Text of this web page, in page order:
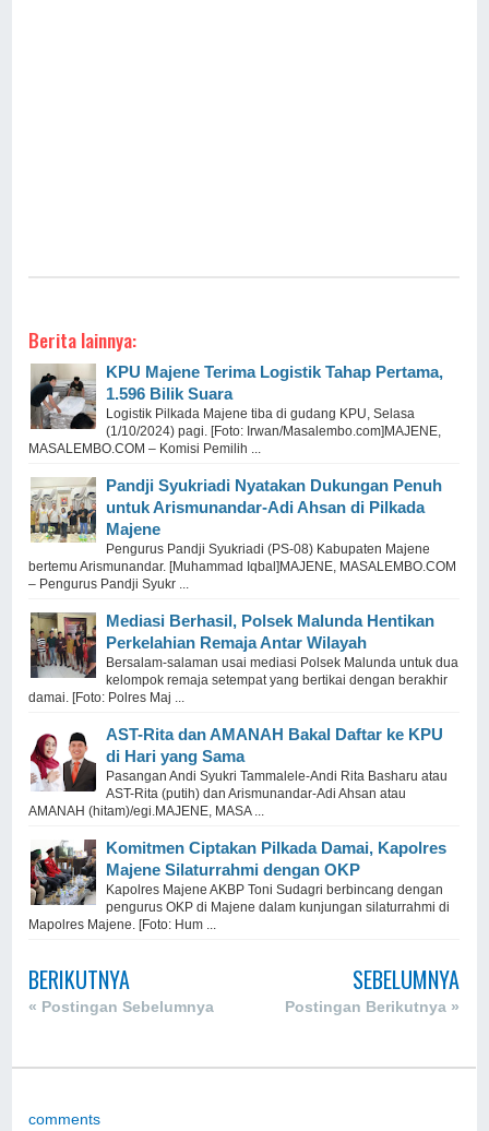
Berita lainnya:
KPU Majene Terima Logistik Tahap Pertama,
1.596 Bilik Suara
Logistik Pilkada Majene tiba di gudang KPU, Selasa
(1/10/2024) pagi. [Foto: Irwan/Masalembo.com]MAJENE,
MASALEMBO.COM – Komisi Pemilih ...
Pandji Syukriadi Nyatakan Dukungan Penuh
untuk Arismunandar-Adi Ahsan di Pilkada
Majene
Pengurus Pandji Syukriadi (PS-08) Kabupaten Majene
bertemu Arismunandar. [Muhammad Iqbal]MAJENE, MASALEMBO.COM
– Pengurus Pandji Syukr ...
Mediasi Berhasil, Polsek Malunda Hentikan
Perkelahian Remaja Antar Wilayah
Bersalam-salaman usai mediasi Polsek Malunda untuk dua
kelompok remaja setempat yang bertikai dengan berakhir
damai. [Foto: Polres Maj ...
AST-Rita dan AMANAH Bakal Daftar ke KPU
di Hari yang Sama
Pasangan Andi Syukri Tammalele-Andi Rita Basharu atau
AST-Rita (putih) dan Arismunandar-Adi Ahsan atau
AMANAH (hitam)/egi.MAJENE, MASA ...
Komitmen Ciptakan Pilkada Damai, Kapolres
Majene Silaturrahmi dengan OKP
Kapolres Majene AKBP Toni Sudagri berbincang dengan
pengurus OKP di Majene dalam kunjungan silaturrahmi di
Mapolres Majene. [Foto: Hum ...
BERIKUTNYA
« Postingan Sebelumnya
SEBELUMNYA
Postingan Berikutnya »
comments